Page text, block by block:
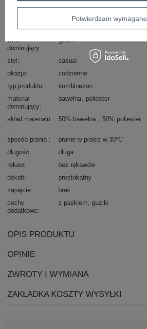
361-KO-01042021.27
Marka
RUE PARIS
wzór
dominujący
gładki
styl
casual
okazja
codzienne
typ produktu
kombinezon
materiał
dominujący
bawełna poliester
skład materiału 50% bawełna 50% poliester
sposób prania
pranie w pralce w 30°C
długość
długa
rękaw
bez rękawów
dekolt
prostokątny
zapięcie
brak
cechy
dodatkowe
z paskiem guziki
OPIS PRODUKTU
OPINIE
ZWROTY I WYMIANA
ZAKŁADKA KOSZTY WYSYŁKI
Potwierdzam wymagane